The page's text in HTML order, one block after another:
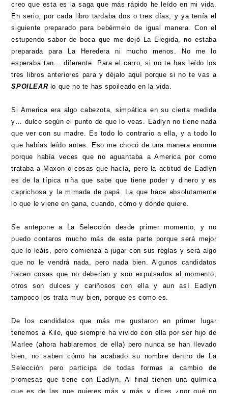
creo que esta es la saga que más rápido he leído en mi vida.
En serio, por cada libro tardaba dos o tres días, y ya tenía el
siguiente preparado para bebérmelo de igual manera. Con el
estupendo sabor de boca que me dejó La Elegida, no estaba
preparada para La Heredera ni mucho menos. No me lo
esperaba tan… diferente. Para el carro, si no te has leído los
tres libros anteriores para y déjalo aquí porque si no te vas a
SPOILEAR lo que no te has spoileado en la vida.
Si America era algo cabezota, simpática en su cierta medida
y… dulce según el punto de que lo veas. Eadlyn no tiene nada
que ver con su madre. Es todo lo contrario a ella, y a todo lo
que habías leído antes. Eso me chocó de una manera enorme
porque había veces que no aguantaba a America por como
trataba a Maxon o cosas que hacía, pero la actitud de Eadlyn
es de la típica niña que sabe que tiene poder y dinero y es
caprichosa y la mimada de papá. La que hace absolutamente
lo que le viene en gana, cuando, cómo y dónde quiere.
Se antepone a La Selección desde primer momento, y no
puedo contaros mucho más de esta parte porque será mejor
que lo leáis, pero comienza a jugar con sus reglas y será algo
que no le vendrá nada, pero nada bien. Algunos candidatos
hacen cosas que no deberían y son expulsados al momento,
otros son dulces y cariñosos con ella y aun así Eadlyn
tampoco los trata muy bien, porque es como es.
De los candidatos que más me gustaron en primer lugar
tenemos a Kile, que siempre ha vivido con ella por ser hijo de
Marlee (ahora hablaremos de ella) pero nunca se han llevado
bien, no saben cómo ha acabado su nombre dentro de La
Selección pero participa de todas formas a cambio de
promesas que tiene con Eadlyn. Al final tienen una química
que es de las que quieres más y más y dices ¿por qué no